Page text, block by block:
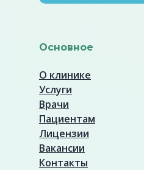
О клинике
Услуги
Врачи
Пациентам
Лицензии
Вакансии
Контакты
Основное